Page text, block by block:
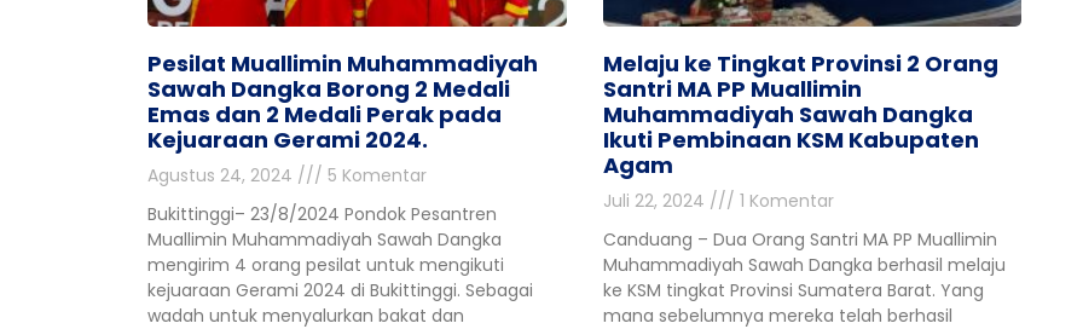
Pesilat Muallimin Muhammadiyah
Sawah Dangka Borong 2 Medali
Emas dan 2 Medali Perak pada
Kejuaraan Gerami 2024.
Agustus 24, 2024
5 Komentar
Bukittinggi– 23/8/2024 Pondok Pesantren
Muallimin Muhammadiyah Sawah Dangka
mengirim 4 orang pesilat untuk mengikuti
kejuaraan Gerami 2024 di Bukittinggi. Sebagai
wadah untuk menyalurkan bakat dan
Melaju ke Tingkat Provinsi 2 Orang
Santri MA PP Muallimin
Muhammadiyah Sawah Dangka
Ikuti Pembinaan KSM Kabupaten
Agam
Juli 22, 2024
1 Komentar
Canduang – Dua Orang Santri MA PP Muallimin
Muhammadiyah Sawah Dangka berhasil melaju
ke KSM tingkat Provinsi Sumatera Barat. Yang
mana sebelumnya mereka telah berhasil